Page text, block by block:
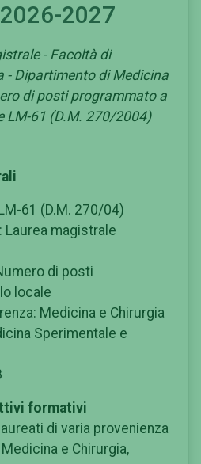
2027
- Facoltà di
- Dipartimento di Medicina
di posti programmato a
LM-61 (D.M. 270/2004)
61 (D.M. 270/04)
Laurea magistrale
di posti
locale
Medicina e Chirurgia
Sperimentale e
formativi
di varia provenienza
e Chirurgia,